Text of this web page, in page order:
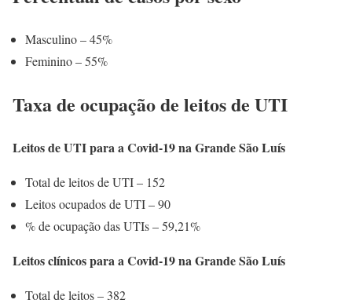
Masculino – 45%
Feminino – 55%
Taxa de ocupação de leitos de UTI
Leitos de UTI para a Covid-19 na Grande São Luís
Total de leitos de UTI – 152
Leitos ocupados de UTI – 90
% de ocupação das UTIs – 59,21%
Leitos clínicos para a Covid-19 na Grande São Luís
Total de leitos – 382